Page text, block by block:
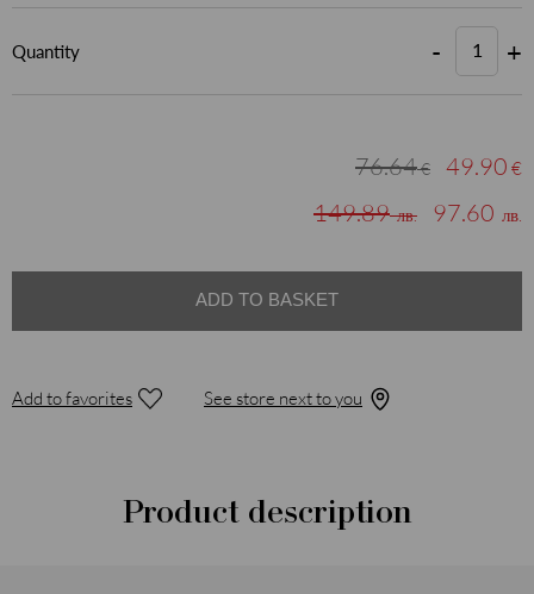
Quantity - +
76.64€ 49.90 €
149.89лв. 97.60 лв.
ADD TO BASKET
Add to favorites See store next to you
Product description